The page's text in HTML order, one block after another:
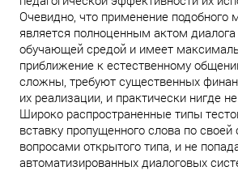
Очевидно, что применение подобного
является полноценным актом диалога
обучающей средой и имеет
приближение к естественному
сложны, требуют существенных
их реализации, и практически нигде
Широко распространенные типы
вставку пропущенного слова по своей
вопросами открытого типа, и не
автоматизированных диалоговых